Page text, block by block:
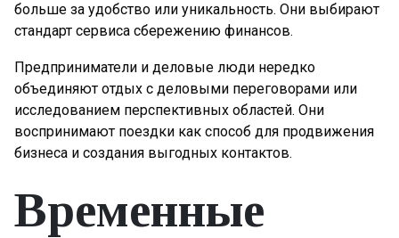
больше за удобство или уникальность. Они выбирают
стандарт сервиса сбережению финансов.
Предприниматели и деловые люди нередко
объединяют отдых с деловыми переговорами или
исследованием перспективных областей. Они
воспринимают поездки как способ для продвижения
бизнеса и создания выгодных контактов.
Временные